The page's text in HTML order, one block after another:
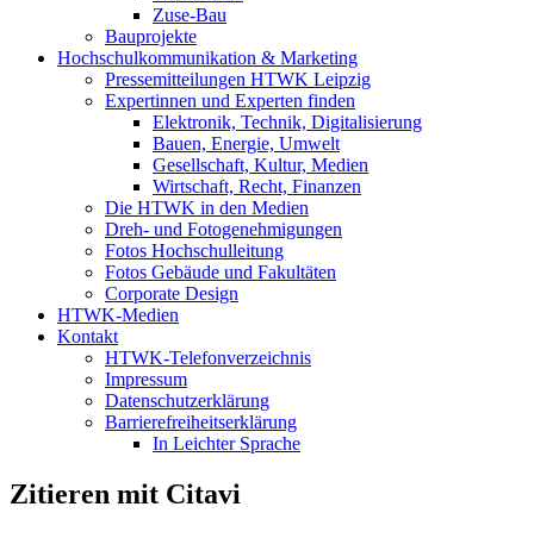
Zuse-Bau
Bauprojekte
Hochschulkommunikation & Marketing
Pressemitteilungen HTWK Leipzig
Expertinnen und Experten finden
Elektronik, Technik, Digitalisierung
Bauen, Energie, Umwelt
Gesellschaft, Kultur, Medien
Wirtschaft, Recht, Finanzen
Die HTWK in den Medien
Dreh- und Fotogenehmigungen
Fotos Hochschulleitung
Fotos Gebäude und Fakultäten
Corporate Design
HTWK-Medien
Kontakt
HTWK-Telefonverzeichnis
Impressum
Datenschutzerklärung
Barrierefreiheitserklärung
In Leichter Sprache
Zitieren mit Citavi